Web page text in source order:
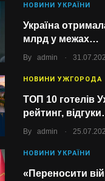
НОВИНИ УКРАЇНИ
Україна
млрд у межах…
By admin .
НОВИНИ УЖГОРОДА
ТОП 10 готелів
рейтинг,
By admin .
НОВИНИ УКРАЇНИ
«Переносити